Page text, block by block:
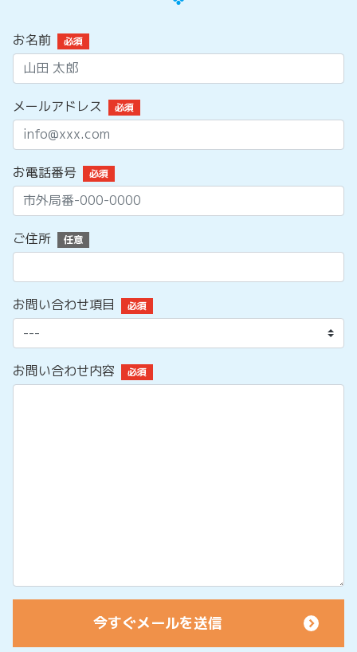
お名前 必須
メールアドレス 必須
お電話番号 必須
ご住所 任意
お問い合わせ項目 必須
お問い合わせ内容 必須